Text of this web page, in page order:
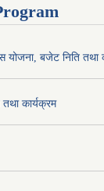
बजेट निति तथा
कार्यक्रम